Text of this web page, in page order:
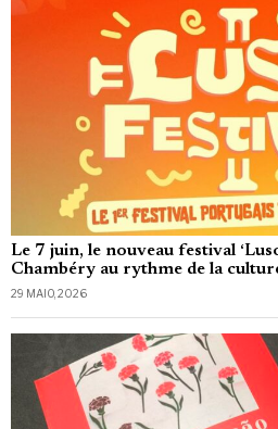
Le 7 juin, le nouveau festival
Chambéry au rythme de la
29 MAIO, 2026